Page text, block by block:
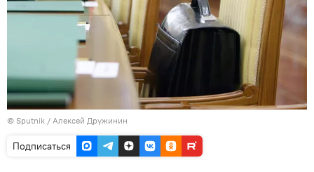
© Sputnik / Алексей Дружинин
Подписаться